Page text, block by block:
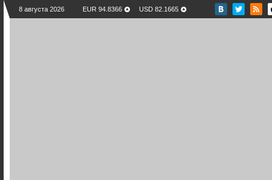
8 августа 2026 EUR 94.8366 USD 82.1665